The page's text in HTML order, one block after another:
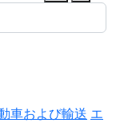
車および輸送 エ